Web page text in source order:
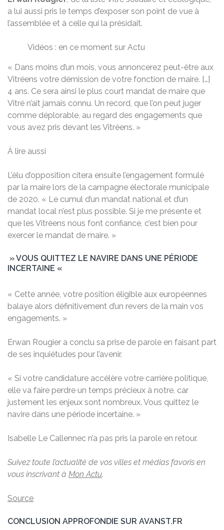
a lui aussi pris le temps d’exposer son point de vue à
l’assemblée et à celle qui la présidait.
Vidéos : en ce moment sur Actu
« Dans moins d’un mois, vous annoncerez peut-être aux
Vitréens votre démission de votre fonction de maire. […]
4 ans. Ce sera ainsi le plus court mandat de maire que
Vitré n’ait jamais connu. Un record, que l’on peut juger
comme déplorable, au regard des engagements que
vous avez pris devant les Vitréens. »
À lire aussi
L’élu d’opposition citera ensuite l’engagement formulé
par la maire lors de la campagne électorale municipale
de 2020. « Le cumul d’un mandat national et d’un
mandat local n’est plus possible. Si je me présente et
que les Vitréens nous font confiance, c’est bien pour
exercer le mandat de maire. »
» VOUS QUITTEZ LE NAVIRE DANS UNE PÉRIODE
INCERTAINE «
« Cette année, votre position éligible aux européennes
balaye alors définitivement d’un revers de la main vos
engagements. »
Erwan Rougier a conclu sa prise de parole en faisant part
de ses inquiétudes pour l’avenir.
« Si votre candidature accélère votre carrière politique,
elle va faire perdre un temps précieux à notre, car
justement les enjeux sont nombreux. Vous quittez le
navire dans une période incertaine. »
Isabelle Le Callennec n’a pas pris la parole en retour.
Suivez toute l’actualité de vos villes et médias favoris en
vous inscrivant à Mon Actu.
Source
CONCLUSION APPROFONDIE SUR AVANST.FR